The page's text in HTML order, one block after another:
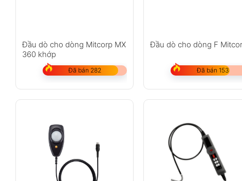
Đầu dò cho dòng Mitcorp MX
360 khớp
Đã bán 282
Đầu dò cho dòng F
Đã bán 153